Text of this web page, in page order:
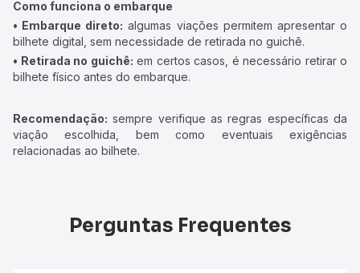
Como funciona o embarque
• Embarque direto: algumas viações permitem apresentar o
bilhete digital, sem necessidade de retirada no guichê.
• Retirada no guichê: em certos casos, é necessário retirar o
bilhete físico antes do embarque.
Recomendação: sempre verifique as regras específicas da
viação escolhida, bem como eventuais exigências
relacionadas ao bilhete.
Perguntas Frequentes